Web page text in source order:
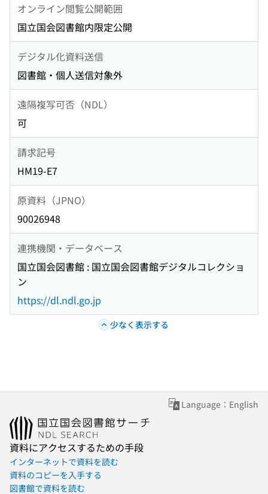
オンライン閲覧公開範囲
国立国会図書館内限定公開
デジタル化資料送信
図書館・個人送信対象外
遠隔複写可否（NDL）
可
請求記号
HM19-E7
原資料（JPNO）
90026948
連携機関・データベース
国立国会図書館 : 国立国会図書館デジタルコレクショ
ン
https://dl.ndl.go.jp
少なく表示する
Language：English
資料にアクセスするための手段
インターネットで資料を読む
資料のコピーを入手する
図書館で資料を読む